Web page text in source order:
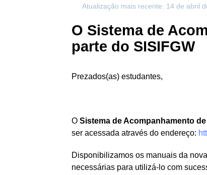
Atualização mais recente: 14 de abril
O Sistema de
parte do SISIFGW
Prezados(as) estudantes,
O Sistema de Acompanhamento
ser acessada através do endereço:
Disponibilizamos os manuais da
necessárias para utilizá-lo com